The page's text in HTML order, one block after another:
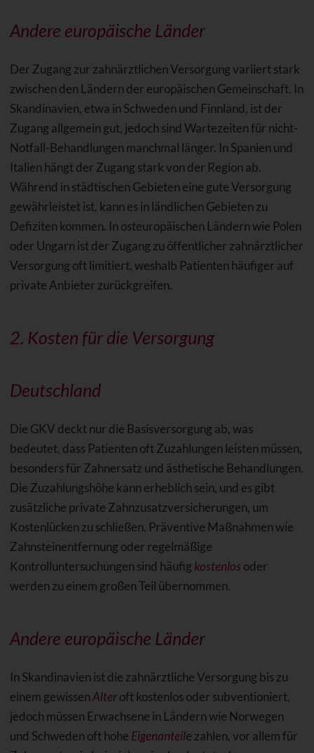
Andere europäische Länder
Der Zugang zur zahnärztlichen Versorgung variiert stark
zwischen den Ländern der europäischen Gemeinschaft. In
Skandinavien, etwa in Schweden und Finnland, ist der
Zugang allgemein gut, jedoch sind Wartezeiten für nicht-
Notfall-Behandlungen manchmal länger. In Spanien und
Italien hängt der Zugang stark von der Region ab.
Während in städtischen Gebieten eine gute Versorgung
gewährleistet ist, kann es in ländlichen Gebieten zu
Defiziten kommen. In osteuropäischen Ländern wie Polen
oder Ungarn ist der Zugang zu öffentlicher zahnärztlicher
Versorgung oft limitiert, weshalb Patienten häufiger auf
private Anbieter zurückgreifen.
2. Kosten für die Versorgung
Deutschland
Die GKV deckt nur die Basisversorgung ab, was
bedeutet, dass Patienten oft Zuzahlungen leisten müssen,
besonders für Zahnersatz und ästhetische Behandlungen.
Die Zuzahlungshöhe kann erheblich sein, und es gibt
zusätzliche private Zahnzusatzversicherungen, um
Kostenlücken zu schließen. Präventive Maßnahmen wie
Zahnsteinentfernung oder regelmäßige
Kontrolluntersuchungen sind häufig kostenlos oder
werden zu einem großen Teil übernommen.
Andere europäische Länder
In Skandinavien ist die zahnärztliche Versorgung bis zu
einem gewissenAlteroft kostenlos oder subventioniert,
jedoch müssen Erwachsene in Ländern wie Norwegen
und Schweden oft hohe Eigenanteile zahlen, vor allem für